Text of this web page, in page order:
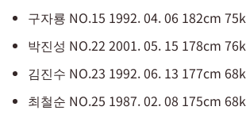
구자룡 NO.15 1992. 04. 06 182cm
박진성 NO.22 2001. 05. 15 178cm
김진수 NO.23 1992. 06. 13 177cm
최철순 NO.25 1987. 02. 08 175cm